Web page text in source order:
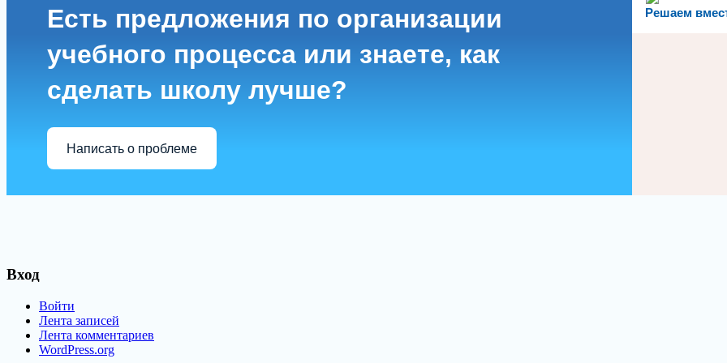
Решаем
Есть предложения по организации
учебного процесса или знаете, как
сделать школу лучше?
Написать о проблеме
Вход
Войти
Лента записей
Лента комментариев
WordPress.org